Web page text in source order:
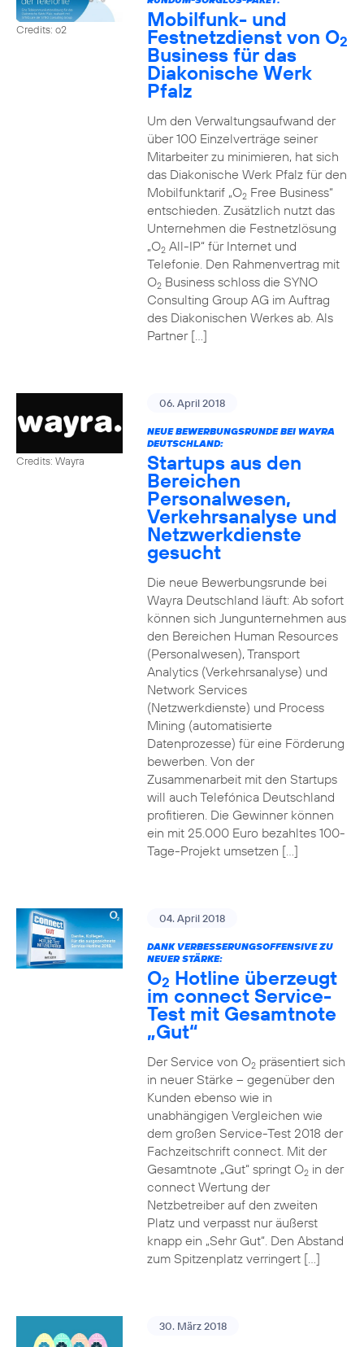
Credits: o2 Mobilfunk- und
Festnetzdienst von O2
Business für das
Diakonische Werk
Pfalz
Um den Verwaltungsaufwand der
über 100 Einzelverträge seiner
Mitarbeiter zu minimieren, hat sich
das Diakonische Werk Pfalz für den
Mobilfunktarif „O2Free Business“
entschieden. Zusätzlich nutzt das
Unternehmen die Festnetzlösung
„O2All-IP“ für Internet und
Telefonie. Den Rahmenvertrag mit
O2Business schloss die SYNO
Consulting Group AG im Auftrag
des Diakonischen Werkes ab. Als
Partner […]
Credits: Wayra
06. April 2018
NEUE BEWERBUNGSRUNDE BEI WAYRA
DEUTSCHLAND:
Startups aus den
Bereichen
Personalwesen,
Verkehrsanalyse und
Netzwerkdienste
gesucht
Die neue Bewerbungsrunde bei
Wayra Deutschland läuft: Ab sofort
können sich Jungunternehmen aus
den Bereichen Human Resources
(Personalwesen), Transport
Analytics (Verkehrsanalyse) und
Network Services
(Netzwerkdienste) und Process
Mining (automatisierte
Datenprozesse) für eine Förderung
bewerben. Von der
Zusammenarbeit mit den Startups
will auch Telefónica Deutschland
profitieren. Die Gewinner können
ein mit 25.000 Euro bezahltes 100-
Tage-Projekt umsetzen […]
04. April 2018
DANK VERBESSERUNGSOFFENSIVE ZU
NEUER STÄRKE:
O2 Hotline überzeugt
im connect Service-
Test mit Gesamtnote
„Gut“
Der Service von O2präsentiert sich
in neuer Stärke – gegenüber den
Kunden ebenso wie in
unabhängigen Vergleichen wie
dem großen Service-Test 2018 der
Fachzeitschrift connect. Mit der
Gesamtnote „Gut“ springt O2in der
connect Wertung der
Netzbetreiber auf den zweiten
Platz und verpasst nur äußerst
knapp ein „Sehr Gut“. Den Abstand
zum Spitzenplatz verringert […]
30. März 2018